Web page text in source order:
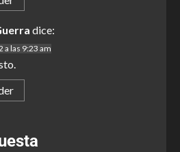
dice:
a las 9:23 am